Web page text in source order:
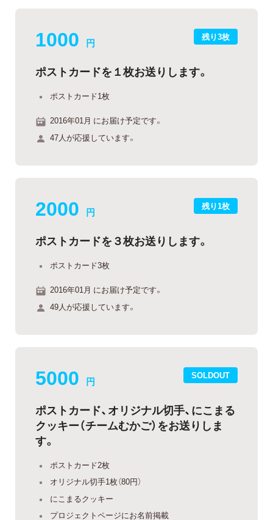
残り3枚
1000 円
ポストカードを１枚お送りします。
ポストカード1枚
2016年01月 にお届け予定です。
47人が応援しています。
残り1枚
2000 円
ポストカードを３枚お送りします。
ポストカード3枚
2016年01月 にお届け予定です。
49人が応援しています。
SOLDOUT
5000 円
ポストカード、オリジナル切手、にこまる
クッキー（チームむかご）をお送りしま
す。
ポストカード2枚
オリジナル切手1枚（80円）
にこまるクッキー
プロジェクトページにお名前掲載